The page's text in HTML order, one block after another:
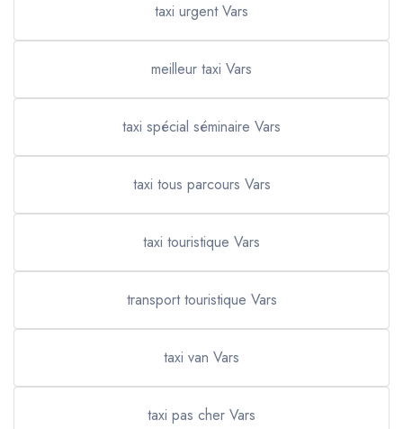
taxi urgent Vars
meilleur taxi Vars
taxi spécial séminaire Vars
taxi tous parcours Vars
taxi touristique Vars
transport touristique Vars
taxi van Vars
taxi pas cher Vars